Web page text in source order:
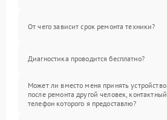
От чего зависит срок ремонта техники?
Диагностика проводится бесплатно?
Может ли вместо меня принять устройство
после ремонта другой человек, контактный
телефон которого я предоставлю?